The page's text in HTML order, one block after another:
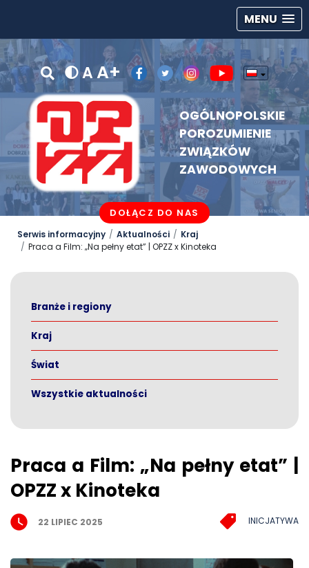
MENU
A A+
OGÓLNOPOLSKIE
POROZUMIENIE
ZWIĄZKÓW
ZAWODOWYCH
DOŁĄCZ DO NAS
Serwis informacyjny Aktualności
Kraj
Praca a Film: „Na pełny etat” | OPZZ x Kinoteka
Branże i regiony
Kraj
Świat
Wszystkie aktualności
Praca a Film: „Na pełny etat” |
OPZZ x Kinoteka
22 LIPIEC 2025 INICJATYWA